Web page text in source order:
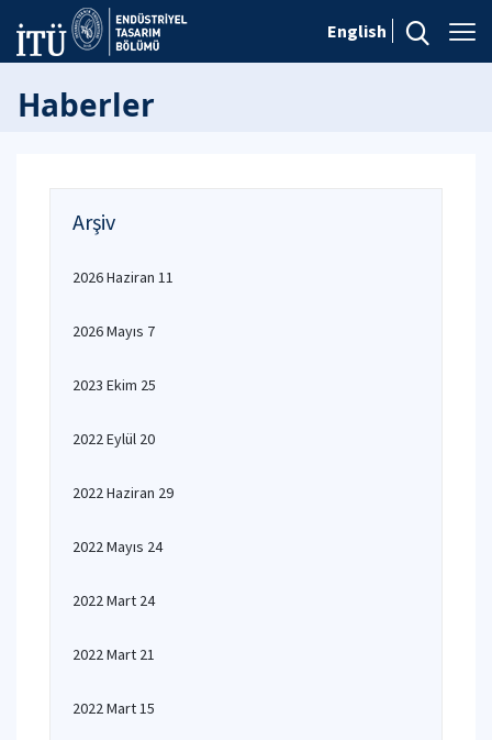
English
Haberler
Arşiv
2026 Haziran 11
2026 Mayıs 7
2023 Ekim 25
2022 Eylül 20
2022 Haziran 29
2022 Mayıs 24
2022 Mart 24
2022 Mart 21
2022 Mart 15